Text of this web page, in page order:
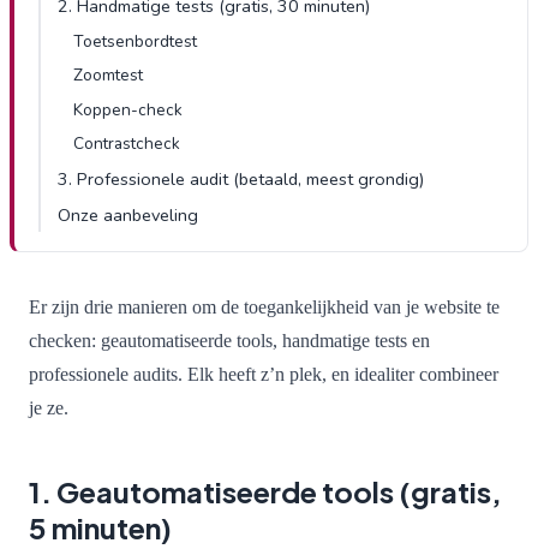
2. Handmatige tests (gratis, 30 minuten)
Toetsenbordtest
Zoomtest
Koppen-check
Contrastcheck
3. Professionele audit (betaald, meest grondig)
Onze aanbeveling
Er zijn drie manieren om de toegankelijkheid van je website te
checken: geautomatiseerde tools, handmatige tests en
professionele audits. Elk heeft z’n plek, en idealiter combineer
je ze.
1. Geautomatiseerde tools (gratis,
5 minuten)